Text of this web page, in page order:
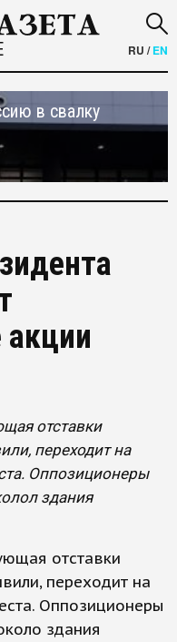
RU /EN
в свалку
акции
отставки
переходит на
Оппозиционеры
здания
отставки
переходит на
Оппозиционеры
здания